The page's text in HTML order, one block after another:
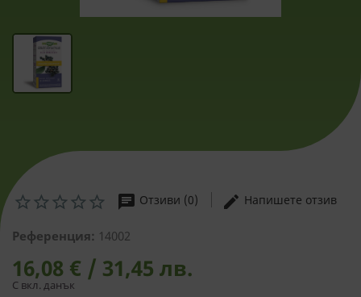
chat Отзиви (0) edit Напишете отзив
Референция: 14002
16,08 € / 31,45 лв.
С вкл. данък